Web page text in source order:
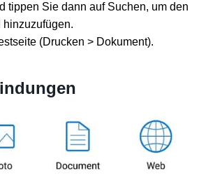
tippen Sie dann auf Suchen, um den
hinzuzufügen.
(Drucken > Dokument).